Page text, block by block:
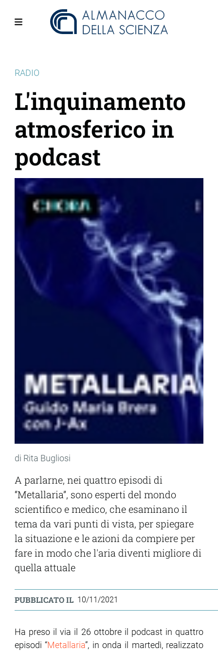
RADIO
L'inquinamento
atmosferico in
podcast
di Rita Bugliosi
A parlarne, nei quattro episodi di
“Metallaria”, sono esperti del mondo
scientifico e medico, che esaminano il
tema da vari punti di vista, per spiegare
la situazione e le azioni da compiere per
fare in modo che l'aria diventi migliore di
quella attuale
PUBBLICATO IL 10/11/2021
Ha preso il via il 26 ottobre il podcast in quattro
episodi “Metallaria”, in onda il martedì, realizzato